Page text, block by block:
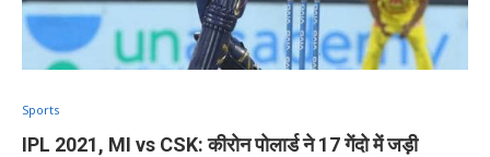
Sports
IPL 2021, MI vs CSK: कीरोन पोलार्ड ने 17 गेंदो में जड़ी